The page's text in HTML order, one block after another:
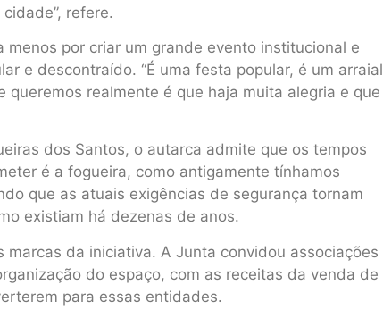
refere.
por criar um grande evento institucional e
e descontraído. “É uma festa popular, é um arraial
realmente é que haja muita alegria e que
dos Santos, o autarca admite que os tempos
é a fogueira, como antigamente tínhamos
que as atuais exigências de segurança tornam
existiam há dezenas de anos.
da iniciativa. A Junta convidou associações
do espaço, com as receitas da venda de
para essas entidades.